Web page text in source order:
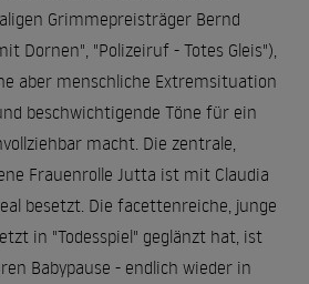
Grimmepreisträger Bernd
Dornen", "Polizeiruf - Totes Gleis"),
aber menschliche Extremsituation
beschwichtigende Töne für ein
macht. Die zentrale,
Frauenrolle Jutta ist mit Claudia
besetzt. Die facettenreiche, junge
in "Todesspiel" geglänzt hat, ist
Babypause - endlich wieder in